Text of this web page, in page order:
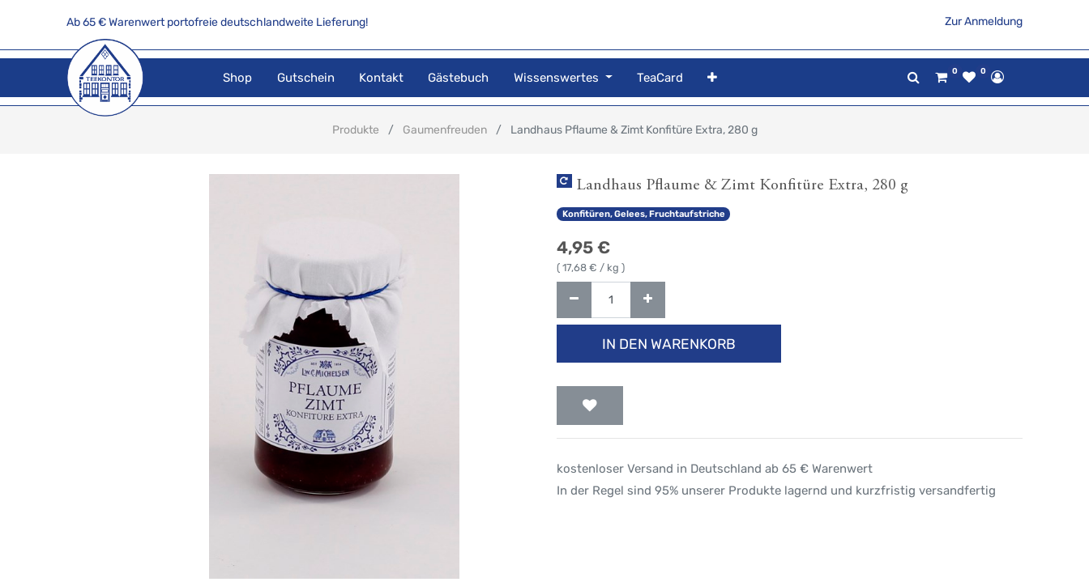
Ab 65 € Warenwert portofreie deutschlandweite Lieferung! Zur Anmeldung
Shop Gutschein Kontakt Gästebuch Wissenswertes TeaCard 0 0
Produkte Gaumenfreuden Landhaus Pflaume & Zimt Konfitüre Extra, 280 g
Landhaus Pflaume & Zimt Konfitüre Extra, 280 g
Konfitüren, Gelees, Fruchtaufstriche
4,95 €
( 17,68 € / kg )
IN DEN WARENKORB
kostenloser Versand in Deutschland ab 65 € Warenwert
In der Regel sind 95% unserer Produkte lagernd und kurzfristig versandfertig